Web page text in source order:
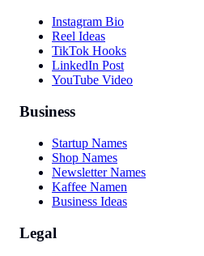
Instagram Bio
Reel Ideas
TikTok Hooks
LinkedIn Post
YouTube Video
Business
Startup Names
Shop Names
Newsletter Names
Kaffee Namen
Business Ideas
Legal